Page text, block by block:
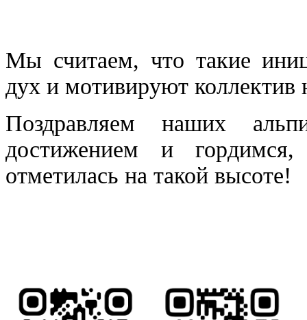
Мы считаем, что такие
дух и мотивируют коллектив
Поздравляем наших
достижением и
отметилась на такой высоте!